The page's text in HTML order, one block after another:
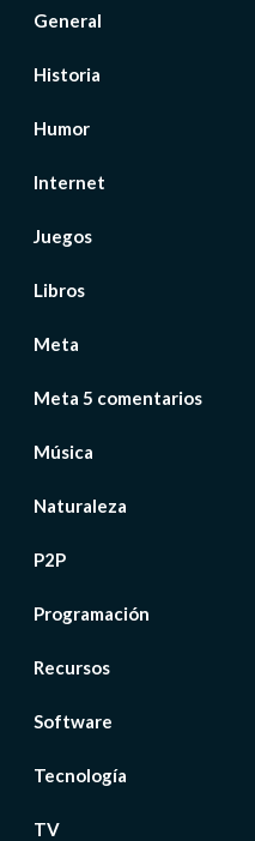
General
Historia
Humor
Internet
Juegos
Libros
Meta
Meta 5 comentarios
Música
Naturaleza
P2P
Programación
Recursos
Software
Tecnología
TV